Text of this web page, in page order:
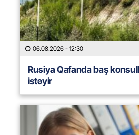
06.08.2026 - 12:30
Rusiya Qafanda baş
istəyir